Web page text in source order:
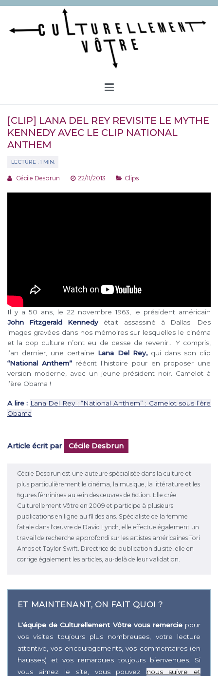
Aller
contenu
[CLIP] LANA DEL REY REVISITE LE MYTHE
KENNEDY AVEC LE CLIP NATIONAL
ANTHEM
Cécile Desbrun 22/11/2013 Clips
Il y a 50 ans, le 22 novembre 1963, le président américain
John Fitzgerald Kennedyétait assassiné à Dallas. Des
images gravées dans nos mémoires sur lesquelles le cinéma
et la pop culture n’ont eu de cesse de revenir… Y compris,
l’an dernier, une certaine Lana Del Rey,qui dans son clip
“National Anthem”réécrit l’histoire pour en proposer une
version moderne, avec un jeune président noir. Camelot à
l’ère Obama !
A lire : Lana Del Rey : “National Anthem” : Camelot sous l’ère
Obama
Article écrit par Cécile Desbrun
Cécile Desbrun est une auteure spécialisée dans la culture et
plus particulièrement le cinéma, la musique, la littérature et les
figures féminines au sein des œuvres de fiction. Elle crée
Culturellement Vôtre en 2009 et participe à plusieurs
publications en ligne au fil des ans. Spécialiste de la femme
fatale dans l'œuvre de David Lynch, elle effectue également un
travail de recherche approfondi sur les artistes américaines Tori
Amos et Taylor Swift. Directrice de publication du site, elle en
corrige également les articles, au-delà de leur validation.
ET MAINTENANT, ON FAIT QUOI ?
L'équipe de Culturellement Vôtre vous remerciepour
vos visites toujours plus nombreuses, votre lecture
attentive, vos encouragements, vos commentaires (en
hausses) et vos remarques toujours bienvenues. Si
vous aimez le site, vous pouvez nous suivre et